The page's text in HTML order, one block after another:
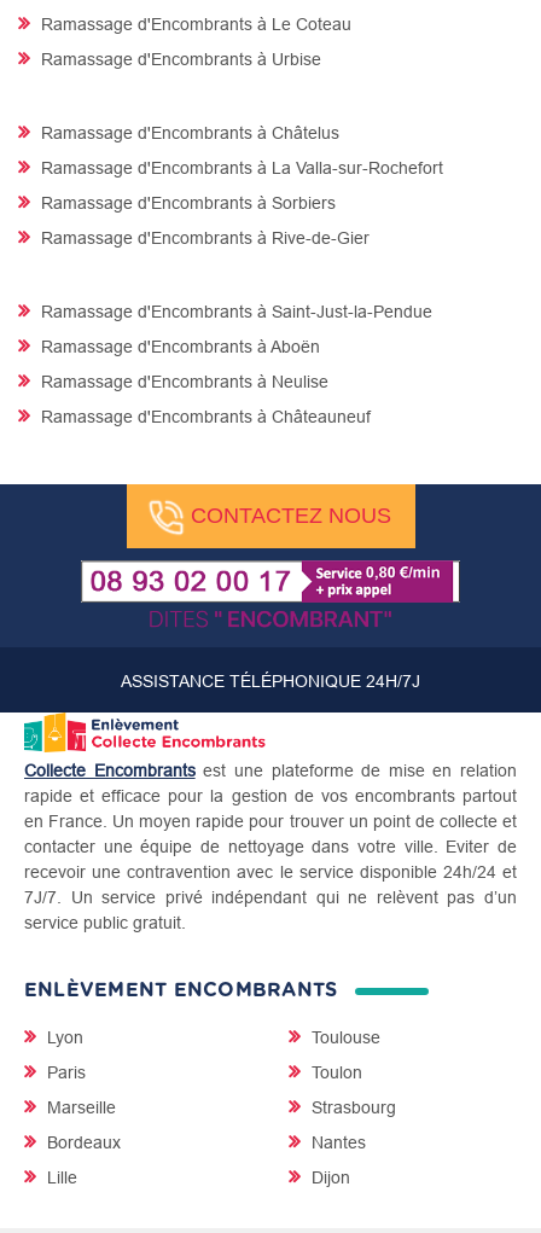
Ramassage d'Encombrants à Le Coteau
Ramassage d'Encombrants à Urbise
Ramassage d'Encombrants à Châtelus
Ramassage d'Encombrants à La Valla-sur-Rochefort
Ramassage d'Encombrants à Sorbiers
Ramassage d'Encombrants à Rive-de-Gier
Ramassage d'Encombrants à Saint-Just-la-Pendue
Ramassage d'Encombrants à Aboën
Ramassage d'Encombrants à Neulise
Ramassage d'Encombrants à Châteauneuf
CONTACTEZ NOUS
ASSISTANCE TÉLÉPHONIQUE 24H/7J
Collecte Encombrantsest une plateforme de mise en relation
rapide et efficace pour la gestion de vos encombrants partout
en France. Un moyen rapide pour trouver un point de collecte et
contacter une équipe de nettoyage dans votre ville. Eviter de
recevoir une contravention avec le service disponible 24h/24 et
7J/7. Un service privé indépendant qui ne relèvent pas d’un
service public gratuit.
ENLÈVEMENT ENCOMBRANTS
Lyon
Paris
Marseille
Bordeaux
Lille
Toulouse
Toulon
Strasbourg
Nantes
Dijon